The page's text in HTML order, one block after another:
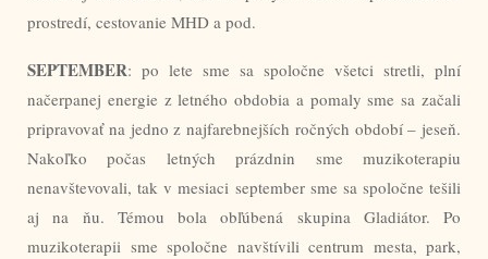
prostredí, cestovanie MHD a pod.
SEPTEMBER: po lete sme sa spoločne všetci stretli, plní
načerpanej energie z letného obdobia a pomaly sme sa začali
pripravovať na jedno z najfarebnejších ročných období – jeseň.
Nakoľko počas letných prázdnin sme muzikoterapiu
nenavštevovali, tak v mesiaci september sme sa spoločne tešili
aj na ňu. Témou bola obľúbená skupina Gladiátor. Po
muzikoterapii sme spoločne navštívili centrum mesta, park,